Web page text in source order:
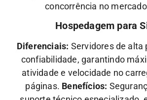
concorrência no
Hospedagem para
Diferenciais: Servidores de alta
confiabilidade, garantindo
atividade e velocidade no
páginas. Benefícios: